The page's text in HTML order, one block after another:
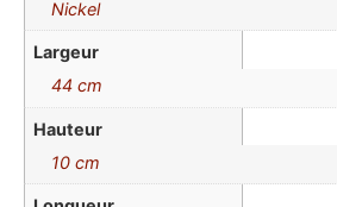
Nickel
Largeur
44 cm
Hauteur
10 cm